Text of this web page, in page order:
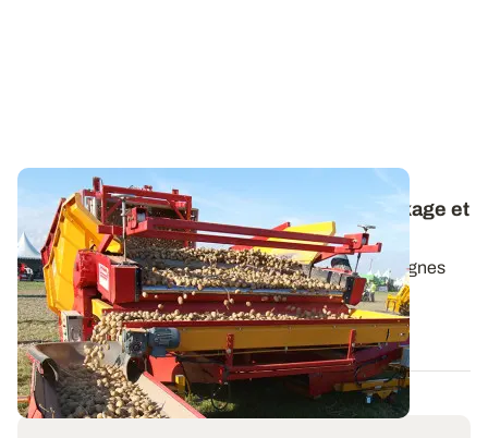
Pomme de terre - Soigner la mise en stockage et
la ventilation
Avec le début des arrachages, voici quelques consignes
pour optimiser la récolte des...
29 AOÛT 2013